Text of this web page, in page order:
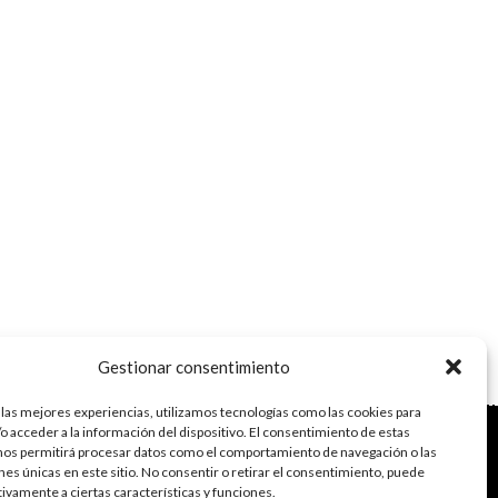
Gestionar consentimiento
mejores experiencias, utilizamos tecnologías como las cookies para
acceder a la información del dispositivo. El consentimiento de estas
permitirá procesar datos como el comportamiento de navegación o las
únicas en este sitio. No consentir o retirar el consentimiento, puede
a ciertas características y funciones.
con el frameworkGenesis|Login
de datos
·Acceder